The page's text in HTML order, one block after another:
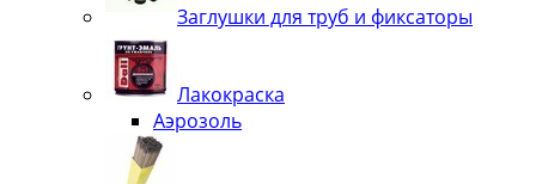
Заглушки для труб и фиксаторы
Лакокраска
Аэрозоль